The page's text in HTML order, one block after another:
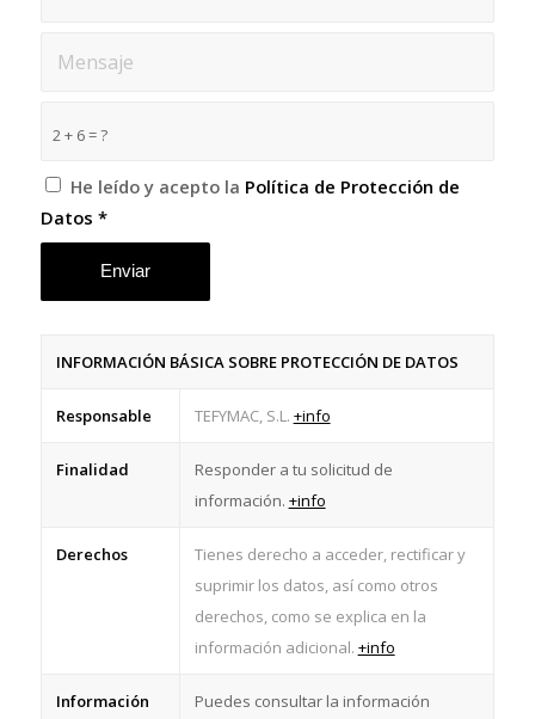
2 + 6 = ?
He leído y acepto la Política de Protección de
Datos *
INFORMACIÓN BÁSICA SOBRE PROTECCIÓN DE DATOS
Responsable TEFYMAC, S.L. +info
Finalidad
Responder a tu solicitud de
información. +info
Derechos
Tienes derecho a acceder, rectificar y
suprimir los datos, así como otros
derechos, como se explica en la
información adicional. +info
Información
Puedes consultar la información